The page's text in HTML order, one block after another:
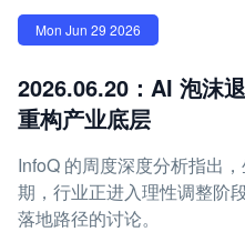
Mon Jun 29 2026
2026.06.20：AI 泡沫
重构产业底层
InfoQ 的周度深度分析指出
期，行业正进入理性调整阶
落地路径的讨论。